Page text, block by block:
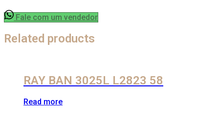
Fale com um vendedor
Related products
RAY BAN 3025L L2823 58
Read more